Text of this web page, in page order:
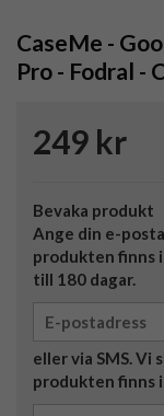
CaseMe -
Pro - Fodral -
249 kr
Bevaka produkt
Ange din e-
produkten finns
till 180 dagar.
eller via SMS. Vi
produkten finns